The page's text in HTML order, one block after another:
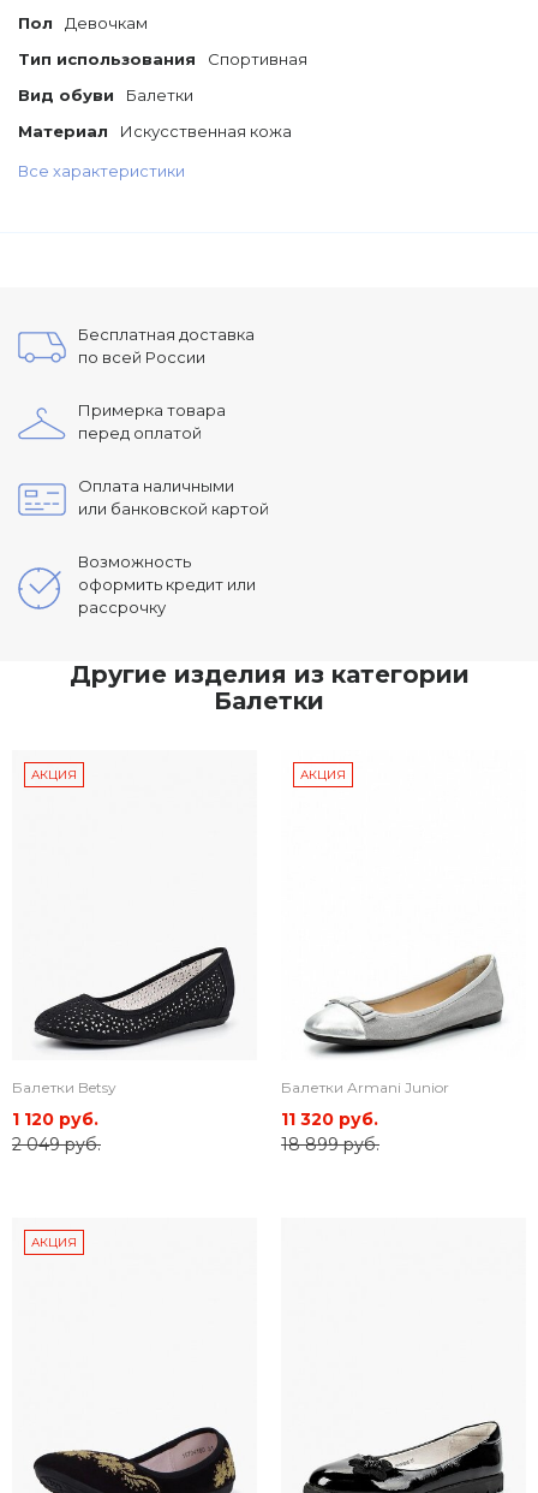
Пол
Девочкам
Тип использования
Спортивная
Вид обуви
Балетки
Материал
Искусственная кожа
Все характеристики
Бесплатная доставка
по всей России
Примерка товара
перед оплатой
Оплата наличными
или банковской картой
Возможность
оформить кредит или
рассрочку
Другие изделия из категории
Балетки
АКЦИЯ
Балетки Betsy
1 120 руб.
2 049 руб.
АКЦИЯ
Балетки Armani Junior
11 320 руб.
18 899 руб.
АКЦИЯ